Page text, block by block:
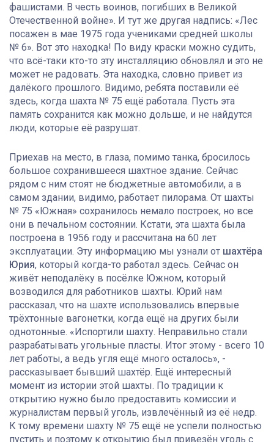
фашистами. В честь воинов, погибших в Великой
Отечественной войне». И тут же другая надпись: «Лес
посажен в мае 1975 года учениками средней школы
№ 6». Вот это находка! По виду краски можно судить,
что всё-таки кто-то эту инсталляцию обновлял и это не
может не радовать. Эта находка, словно привет из
далёкого прошлого. Видимо, ребята поставили её
здесь, когда шахта № 75 ещё работала. Пусть эта
память сохранится как можно дольше, и не найдутся
люди, которые её разрушат.
Приехав на место, в глаза, помимо танка, бросилось
большое сохранившееся шахтное здание. Сейчас
рядом с ним стоят не бюджетные автомобили, а в
самом здании, видимо, работает пилорама. От шахты
№ 75 «Южная» сохранилось немало построек, но все
они в печальном состоянии. Кстати, эта шахта была
построена в 1956 году и рассчитана на 60 лет
эксплуатации. Эту информацию мы узнали от шахтёра
Юрия, который когда-то работал здесь. Сейчас он
живёт неподалёку в посёлке Южном, который
возводился для работников шахты. Юрий нам
рассказал, что на шахте использовались впервые
трёхтонные вагонетки, когда ещё на других были
однотонные. «Испортили шахту. Неправильно стали
разрабатывать угольные пласты. Итог этому - всего 10
лет работы, а ведь угля ещё много осталось», -
рассказывает бывший шахтёр. Ещё интересный
момент из истории этой шахты. По традиции к
открытию нужно было предоставить комиссии и
журналистам первый уголь, извлечённый из её недр.
К тому времени шахту № 75 ещё не успели полностью
пустить и поэтому к открытию был привезён уголь с